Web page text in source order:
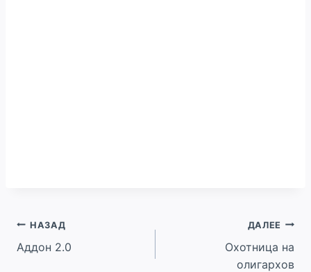
Навигация
по
НАЗАД
Аддон 2.0
ДАЛЕЕ
Охотница на
олигархов